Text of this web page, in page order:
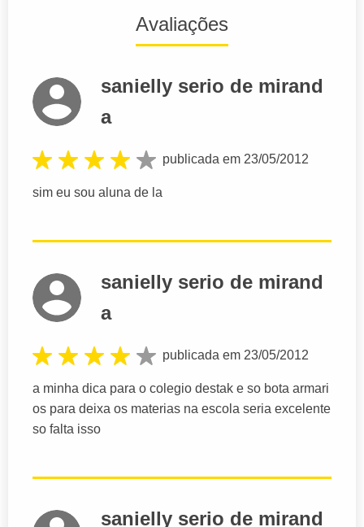
Avaliações
sanielly serio de mirand
a
publicada em 23/05/2012
sim eu sou aluna de la
sanielly serio de mirand
a
publicada em 23/05/2012
a minha dica para o colegio destak e so bota armari
os para deixa os materias na escola seria excelente
so falta isso
sanielly serio de mirand